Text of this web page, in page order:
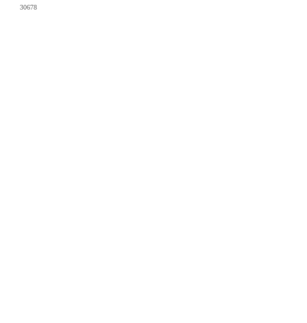
30678